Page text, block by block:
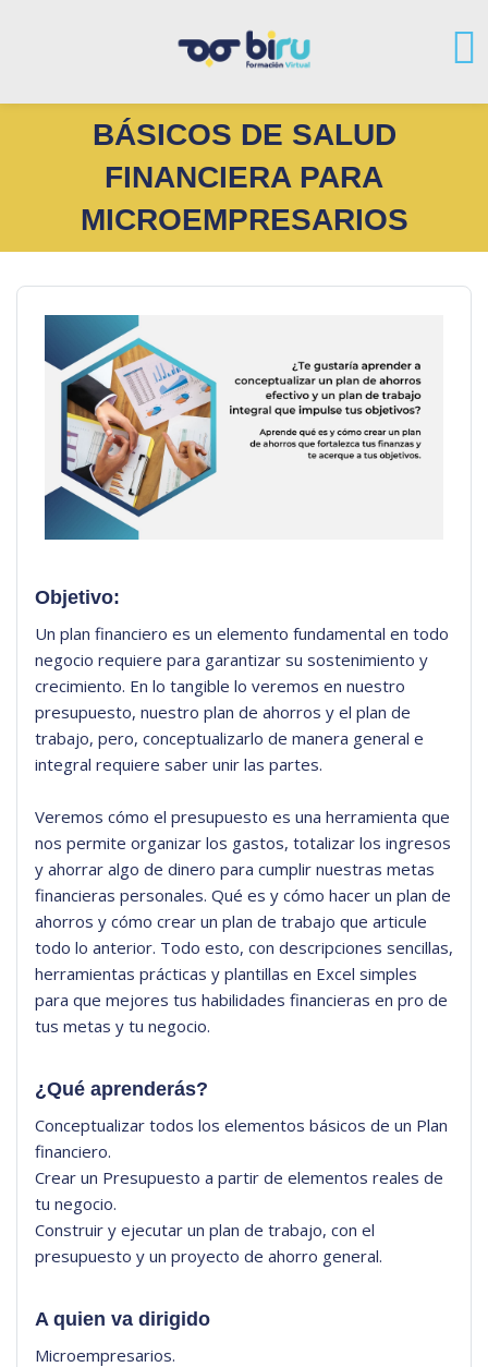
BÁSICOS DE SALUD
FINANCIERA PARA
MICROEMPRESARIOS
Objetivo:
Un plan financiero es un elemento fundamental en todo
negocio requiere para garantizar su sostenimiento y
crecimiento. En lo tangible lo veremos en nuestro
presupuesto, nuestro plan de ahorros y el plan de
trabajo, pero, conceptualizarlo de manera general e
integral requiere saber unir las partes.
Veremos cómo el presupuesto es una herramienta que
nos permite organizar los gastos, totalizar los ingresos
y ahorrar algo de dinero para cumplir nuestras metas
financieras personales. Qué es y cómo hacer un plan de
ahorros y cómo crear un plan de trabajo que articule
todo lo anterior. Todo esto, con descripciones sencillas,
herramientas prácticas y plantillas en Excel simples
para que mejores tus habilidades financieras en pro de
tus metas y tu negocio.
¿Qué aprenderás?
Conceptualizar todos los elementos básicos de un Plan
financiero.
Crear un Presupuesto a partir de elementos reales de
tu negocio.
Construir y ejecutar un plan de trabajo, con el
presupuesto y un proyecto de ahorro general.
A quien va dirigido
Microempresarios.